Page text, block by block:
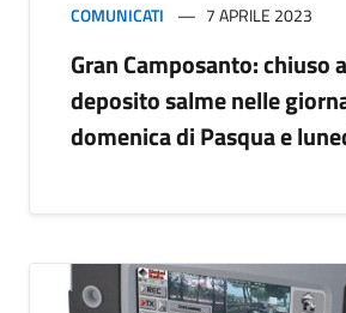
COMUNICATI 7 APRILE 2023
Gran Camposanto: chiuso
deposito salme nelle
domenica di Pasqua e